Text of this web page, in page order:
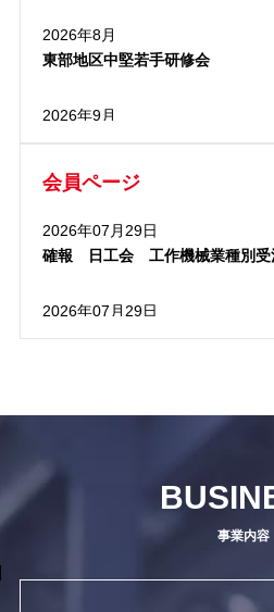
年7月調査対比）
2026年8月
東部地区中堅若手研修会
2026年9月
政策委員会・定例理事会
2026年9月
西部地区工場見学会
会員ページ
2026年07月29日
確報 日工会 工作機械業種別受
2026年07月29日
確報 日工会 外需国・地域別受
確報 日工会 工作機械受注統計
事業内容